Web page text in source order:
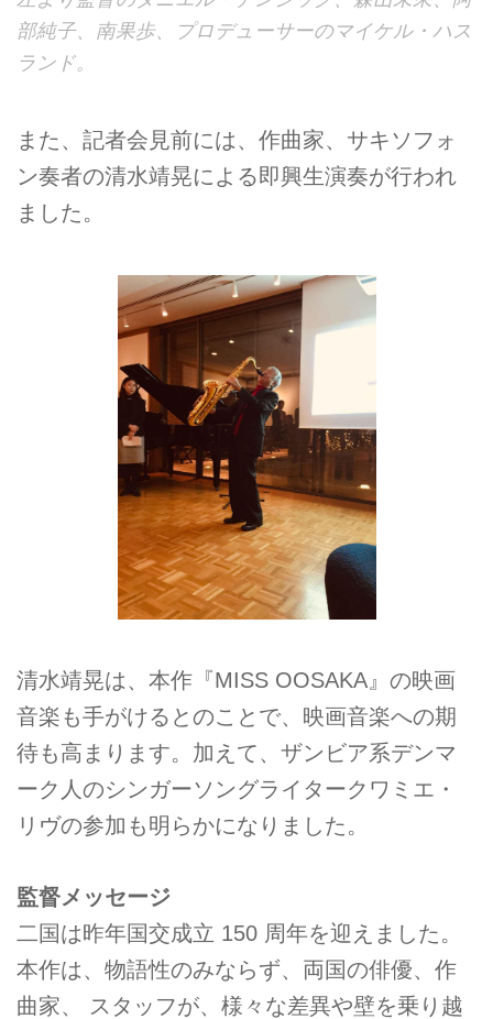
部純子、南果歩、プロデューサーのマイケル・ハス
ランド。
また、記者会見前には、作曲家、サキソフォ
ン奏者の清水靖晃による即興生演奏が行われ
ました。
清水靖晃は、本作『MISS OOSAKA』の映画
音楽も手がけるとのことで、映画音楽への期
待も高まります。加えて、ザンビア系デンマ
ーク人のシンガーソングライタークワミエ・
リヴの参加も明らかになりました。
監督メッセージ
二国は昨年国交成立 150 周年を迎えました。
本作は、物語性のみならず、両国の俳優、作
曲家、 スタッフが、様々な差異や壁を乗り越